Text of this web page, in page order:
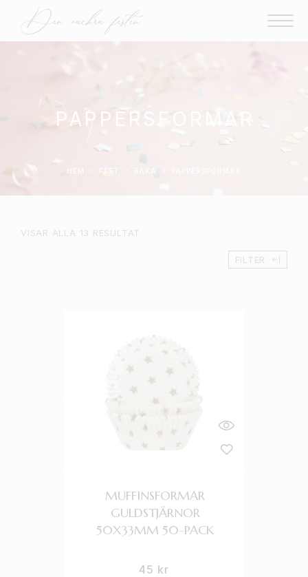
PAPPERSFORMAR
FEST
VISAR ALLA 13 RESULTAT
FILTER
MUFFINSFORMAR
GULDSTJÄRNOR
50X33MM 50-PACK
45 kr